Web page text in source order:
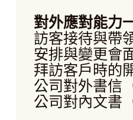
對外應對能力
訪客接待與帶
安排與變更會
拜訪客戶時的
公司對外書信
公司對內文書